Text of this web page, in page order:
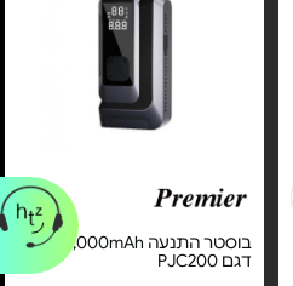
בוסטר התנעה 12,000mAh -
דגם PJC200